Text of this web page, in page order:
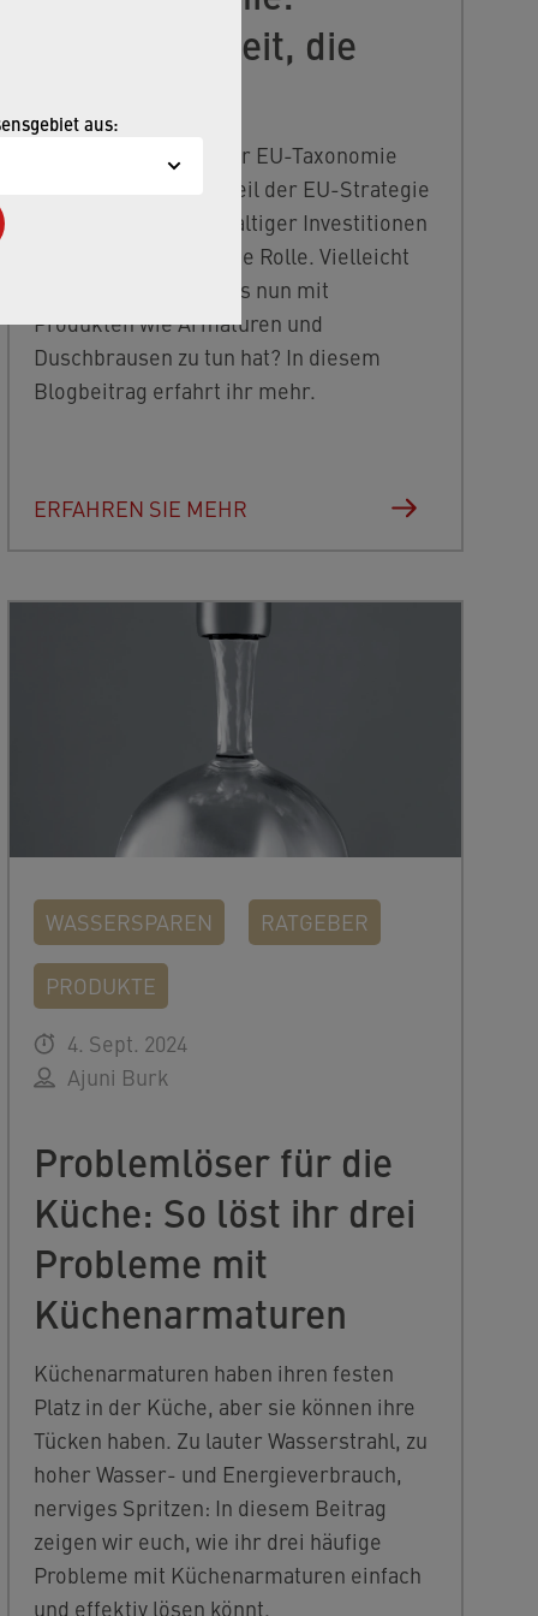
aus:
Nachhaltigkeit, die
Habt ihr schon von der EU-Taxonomie
gehört? Als Bestandteil der EU-Strategie
zur Förderung nachhaltiger Investitionen
spielt sie eine wichtige Rolle. Vielleicht
fragt ihr euch, was das nun mit
Produkten wie Armaturen und
Duschbrausen zu tun hat? In diesem
Blogbeitrag erfahrt ihr mehr.
ERFAHREN SIE MEHR
WASSERSPAREN RATGEBER
PRODUKTE
4. Sept. 2024
Ajuni Burk
Problemlöser für die
Küche: So löst ihr drei
Probleme mit
Küchenarmaturen
Küchenarmaturen haben ihren festen
Platz in der Küche, aber sie können ihre
Tücken haben. Zu lauter Wasserstrahl, zu
hoher Wasser- und Energieverbrauch,
nerviges Spritzen: In diesem Beitrag
zeigen wir euch, wie ihr drei häufige
Probleme mit Küchenarmaturen einfach
und effektiv lösen könnt.